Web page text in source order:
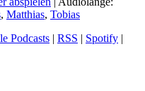
, Matthias, Tobias
Podcasts | RSS | Spotify |